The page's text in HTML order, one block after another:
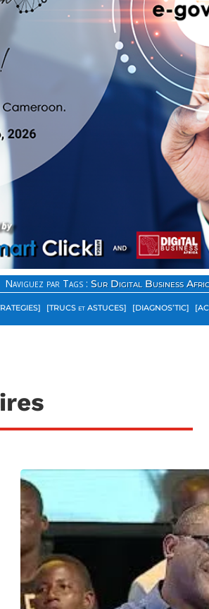
Naviguez par Tags : Sur Digital Business
[TRUCS et ASTUCES] [DIAGNOS’TIC]